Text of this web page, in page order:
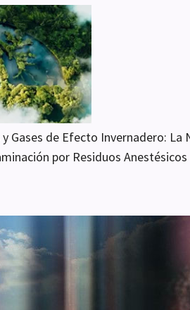
Gases de Efecto Invernadero: La
por Residuos Anestésicos